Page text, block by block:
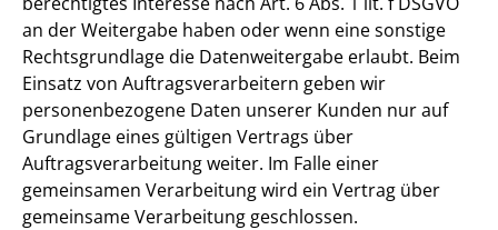
an der Weitergabe haben oder wenn eine sonstige
Rechtsgrundlage die Datenweitergabe erlaubt. Beim
Einsatz von Auftragsverarbeitern geben wir
personenbezogene Daten unserer Kunden nur auf
Grundlage eines gültigen Vertrags über
Auftragsverarbeitung weiter. Im Falle einer
gemeinsamen Verarbeitung wird ein Vertrag über
gemeinsame Verarbeitung geschlossen.